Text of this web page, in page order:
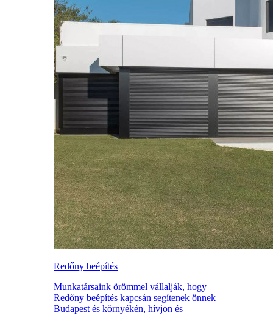
Redőny beépítés
Munkatársaink örömmel vállalják, hogy
Redőny beépítés kapcsán segítenek önnek
Budapest és környékén, hívjon és